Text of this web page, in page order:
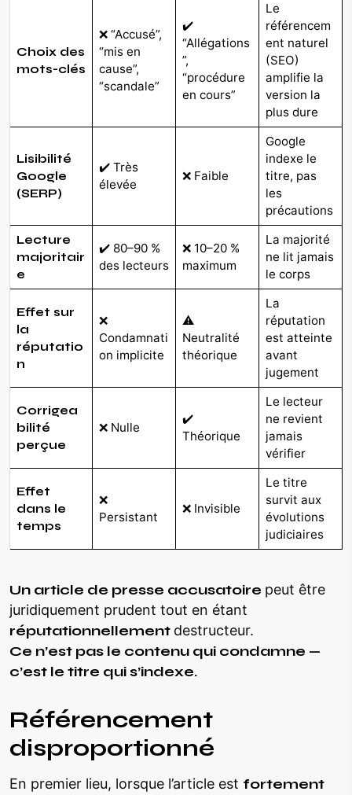
Choix des
mots-clés
❌ “Accusé”,
“mis en
cause”,
“scandale”
✔️
“Allégations
”,
“procédure
en cours”
Le
référencem
ent naturel
(SEO)
amplifie la
version la
plus dure
Lisibilité
Google
(SERP)
✔️ Très
élevée
❌ Faible
Google
indexe le
titre, pas
les
précautions
Lecture
majoritair
e
✔️ 80–90 %
des lecteurs
❌ 10–20 %
maximum
La majorité
ne lit jamais
le corps
Effet sur
la
réputatio
n
❌
Condamnati
on implicite
⚠️
Neutralité
théorique
La
réputation
est atteinte
avant
jugement
Corrigea
bilité
perçue
❌ Nulle
✔️
Théorique
Le lecteur
ne revient
jamais
vérifier
Effet
dans le
temps
❌
Persistant
❌ Invisible
Le titre
survit aux
évolutions
judiciaires
Un article de presse accusatoire peut être
juridiquement prudent tout en étant
réputationnellement destructeur.
Ce n’est pas le contenu qui condamne —
c’est le titre qui s’indexe.
Référencement
disproportionné
En premier lieu, lorsque l’article est fortement